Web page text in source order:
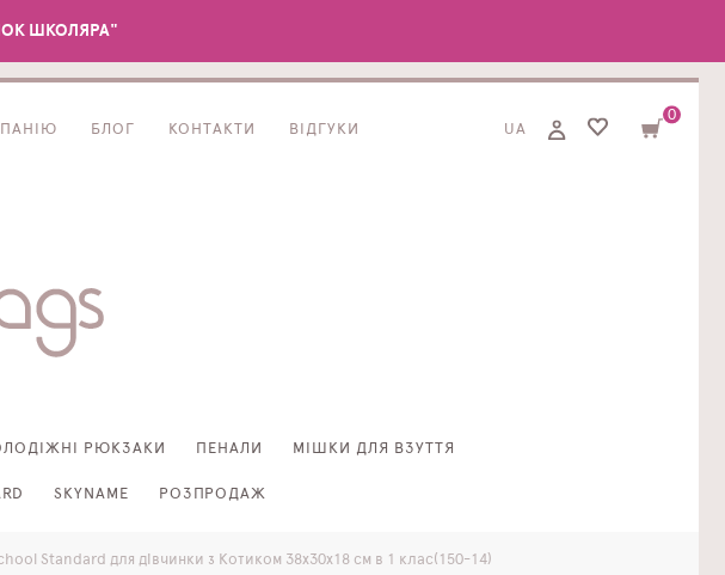
ШКОЛЯРА"
БЛОГ КОНТАКТИ ВІДГУКИ UA
0
РЮКЗАКИ ПЕНАЛИ МІШКИ ДЛЯ ВЗУТТЯ
SKYNAME РОЗПРОДАЖ
Standard для дівчинки з Котиком 38х30х18 см в 1 клас(150-14)